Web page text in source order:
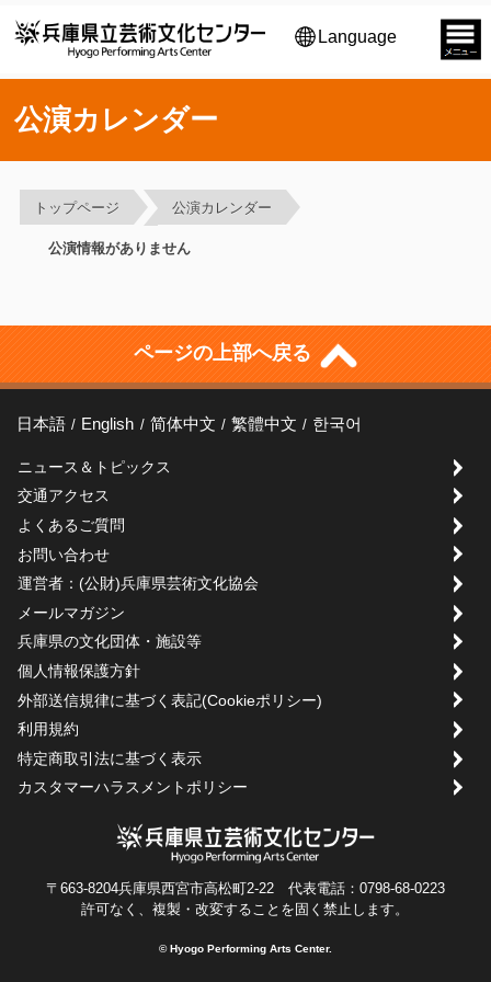
Language
公演カレンダー
トップページ 公演カレンダー
公演情報がありません
ページの上部へ戻る
日本語 English 简体中文 繁體中文 한국어
ニュース＆トピックス
交通アクセス
よくあるご質問
お問い合わせ
運営者：(公財)兵庫県芸術文化協会
メールマガジン
兵庫県の文化団体・施設等
個人情報保護方針
外部送信規律に基づく表記(Cookieポリシー)
利用規約
特定商取引法に基づく表示
カスタマーハラスメントポリシー
〒663-8204兵庫県西宮市高松町2-22 代表電話：0798-68-0223
許可なく、複製・改変することを固く禁止します。
© Hyogo Performing Arts Center.